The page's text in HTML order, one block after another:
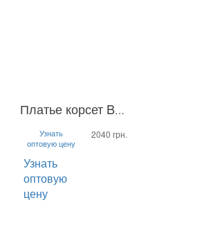
S M L Платье корсет Ballerina
Узнать
оптовую цену
Узнать
оптовую
цену
2040 грн.